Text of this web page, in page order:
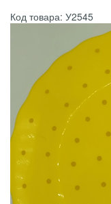
Код товара: У2545